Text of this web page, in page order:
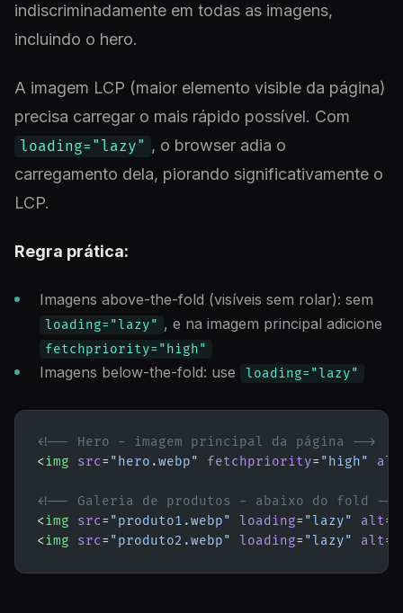
indiscriminadamente em todas as imagens,
incluindo o hero.
A imagem LCP (maior elemento visible da página)
precisa carregar o mais rápido possível. Com
loading="lazy" , o browser adia o
carregamento dela, piorando significativamente o
LCP.
Regra prática:
Imagens above-the-fold (visíveis sem rolar): sem
loading="lazy" , e na imagem principal adicione
fetchpriority="high"
Imagens below-the-fold: use loading="lazy"
<!-- Hero - imagem principal da página -->
<img src= "hero.webp" fetchpriority= "high" alt
<!-- Galeria de produtos - abaixo do fold -->
<img src= "produto1.webp" loading= "lazy" alt=
<img src= "produto2.webp" loading= "lazy" alt=